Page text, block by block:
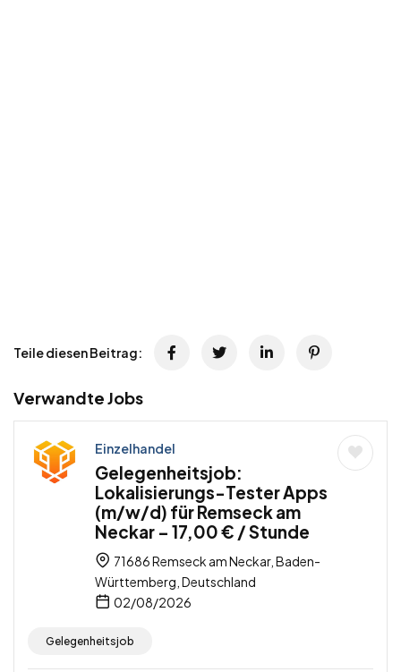
Teile diesen Beitrag:
Verwandte Jobs
Einzelhandel
Gelegenheitsjob:
Lokalisierungs-Tester Apps
(m/w/d) für Remseck am
Neckar – 17,00 € / Stunde
71686 Remseck am Neckar, Baden-
Württemberg, Deutschland
02/08/2026
Gelegenheitsjob